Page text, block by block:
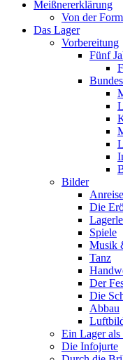
Meißnererklärung
Von der
Das Lager
Vorbereitung
Fünf
Bilder
Anreise
Die
Spiele
Musik
Tanz
Der
Die
Abbau
Ein Lager als
Die Infojurte